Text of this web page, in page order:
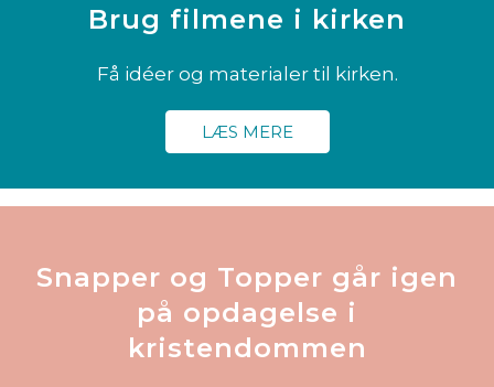
Brug filmene i kirken
Få idéer og materialer til kirken.
LÆS MERE
Snapper og Topper går igen
på opdagelse i
kristendommen